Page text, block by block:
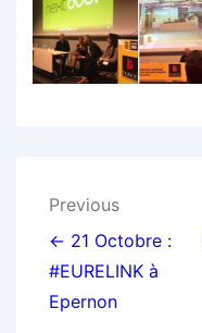
Navigation
de
l’article
Previous
← 21 Octobre :
#EURELINK à
Epernon